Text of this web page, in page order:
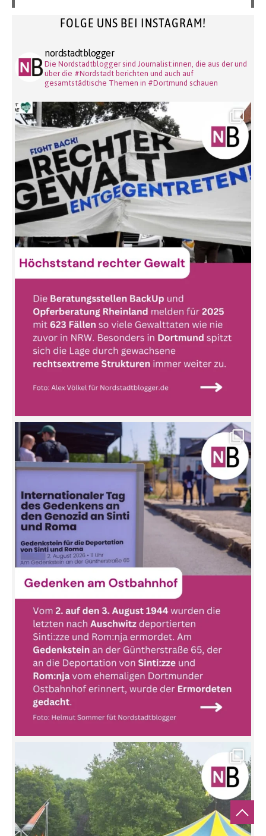
FOLGE UNS BEI INSTAGRAM!
nordstadtblogger
Die Nordstadtblogger sind Journalist:innen, die aus der und
über die #Nordstadt berichten und auch auf
gesamtstädtische Themen in #Dortmund schauen